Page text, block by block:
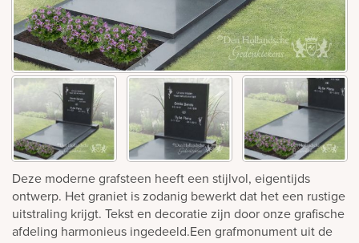
Deze moderne grafsteen heeft een stijlvol, eigentijds
ontwerp. Het graniet is zodanig bewerkt dat het een rustige
uitstraling krijgt. Tekst en decoratie zijn door onze grafische
afdeling harmonieus ingedeeld.Een grafmonument uit de